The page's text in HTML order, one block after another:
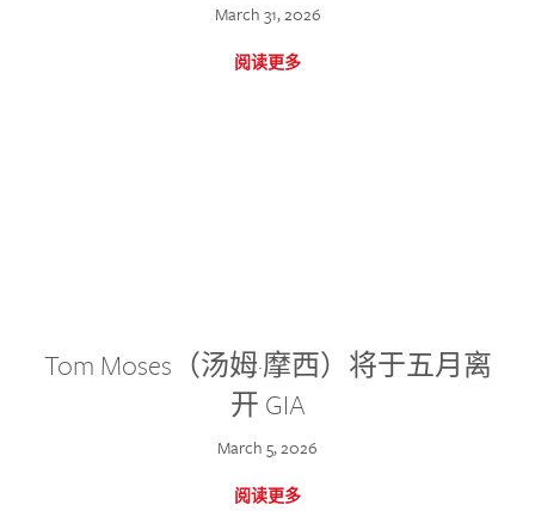
March 31, 2026
阅读更多
Tom Moses（汤姆·摩西）将于五月离
开 GIA
March 5, 2026
阅读更多